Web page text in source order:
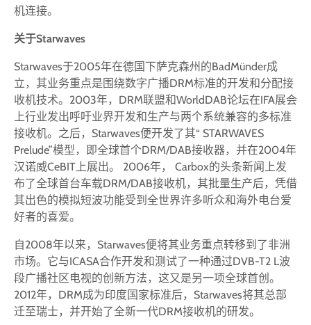
机连接。
关于Starwaves
Starwaves于2005年在德国下萨克森州的BadMünder成
立，其业务重点是围绕数字广播DRM标准的开发和分配接
收机技术。2003年，DRM联盟和WorldDAB论坛在IFA展会
上行业发出呼吁业界开发和生产与两个系统兼容的多标准
接收机。之后，Starwaves便开发了其“ STARWAVES
Prelude”模型，即全球首个DRM/DAB接收器，并在2004年
汉诺威CeBIT上展出。 2006年， Carbox的头条新闻上发
布了全球首台车载DRM/DAB接收机，其批量生产后，凭借
其出色的模拟短波功能受到全世界许多听众和海外电台爱
好者的喜爱。
自2008年以来，Starwaves便将其业务重点转移到了非洲
市场。它与ICASA合作开发和测试了一种通过DVB-T2 L波
段广播社区电视的创新方法，这又是另一项全球首创。
2012年，DRM成为印度国家标准后，Starwaves将其总部
迁至瑞士，并开始了全新一代DRM接收机的研发。